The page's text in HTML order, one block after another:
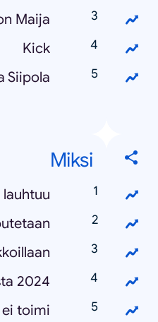
Maija
Kick
Siipola
Miksi
2024
toimi